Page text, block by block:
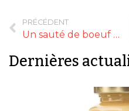
PRÉCÉDENT
Un sauté de boeuf de l’Aubrac
Dernières